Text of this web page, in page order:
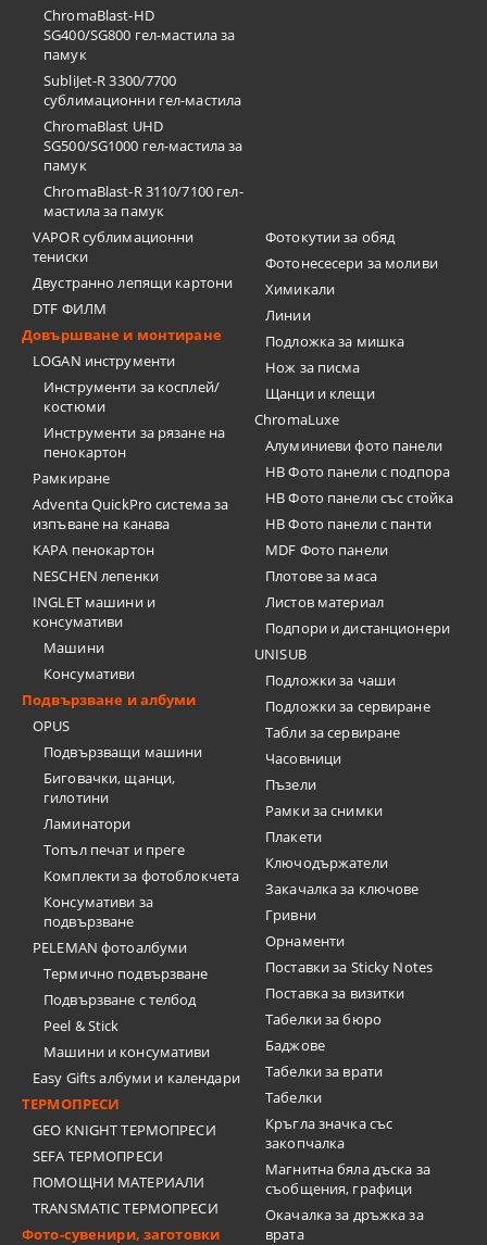
ChromaBlast-HD
SG400/SG800 гел-мастила за
памук
SubliJet-R 3300/7700
сублимационни гел-мастила
ChromaBlast UHD
SG500/SG1000 гел-мастила за
памук
ChromaBlast-R 3110/7100 гел-
мастила за памук
VAPOR сублимационни
тениски
Двустранно лепящи картони
DTF ФИЛМ
Довършване и монтиране
LOGAN инструменти
Инструменти за косплей/
костюми
Инструменти за рязане на
пенокартон
Рамкиране
Adventa QuickPro система за
изпъване на канава
KAPA пенокартон
NESCHEN лепенки
INGLET машини и
консумативи
Машини
Консумативи
Подвързване и албуми
OPUS
Подвързващи машини
Биговачки, щанци,
гилотини
Ламинатори
Топъл печат и преге
Комплекти за фотоблокчета
Консумативи за
подвързване
PELEMAN фотоалбуми
Термично подвързване
Подвързване с телбод
Peel & Stick
Машини и консумативи
Easy Gifts албуми и календари
ТЕРМОПРЕСИ
GEO KNIGHT ТЕРМОПРЕСИ
SEFA ТЕРМОПРЕСИ
ПОМОЩНИ МАТЕРИАЛИ
TRANSMATIC ТЕРМОПРЕСИ
Фото-сувенири, заготовки
Фотокутии за обяд
Фотонесесери за моливи
Химикали
Линии
Подложка за мишка
Нож за писма
Щанци и клещи
ChromaLuxe
Алуминиеви фото панели
HB Фото панели с подпора
HB Фото панели със стойка
HB Фото панели с панти
MDF Фото панели
Плотове за маса
Листов материал
Подпори и дистанционери
UNISUB
Подложки за чаши
Подложки за сервиране
Табли за сервиране
Часовници
Пъзели
Рамки за снимки
Плакети
Ключодържатели
Закачалка за ключове
Гривни
Орнаменти
Поставки за Sticky Notes
Поставка за визитки
Tабелки за бюро
Баджове
Табелки за врати
Табелки
Кръгла значка със
закопчалка
Магнитна бяла дъска за
съобщения, графици
Окачалка за дръжка за
врата